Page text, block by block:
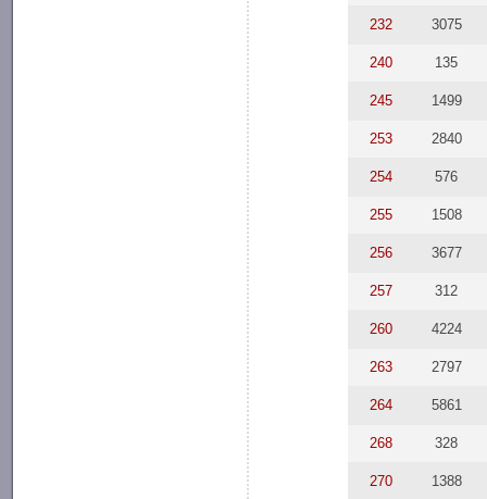
232 3075
240 135
245 1499
253 2840
254 576
255 1508
256 3677
257 312
260 4224
263 2797
264 5861
268 328
270 1388